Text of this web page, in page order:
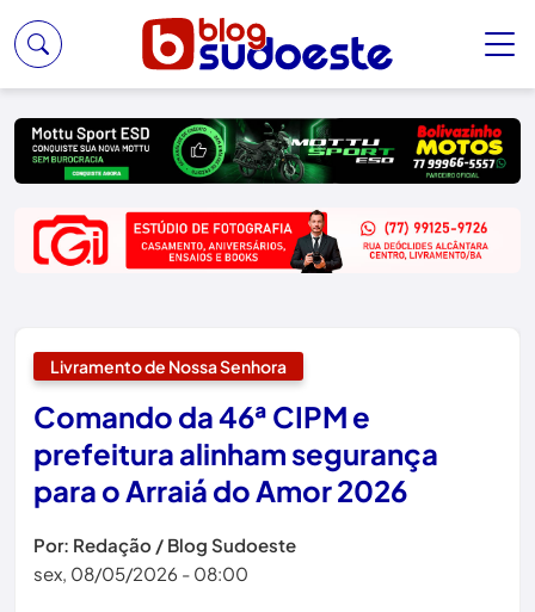
Livramento de Nossa Senhora
Comando da 46ª CIPM e
prefeitura alinham segurança
para o Arraiá do Amor 2026
Por: Redação / Blog Sudoeste
sex, 08/05/2026 - 08:00